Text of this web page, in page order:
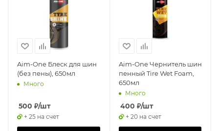
Aim-One Блеск для шин
(без пены), 650мл
Много
500 ₽/шт
+ 25 на счет
Aim-One Чернитель шин
пенный Tire Wet Foam,
650мл
Много
400 ₽/шт
+ 20 на счет